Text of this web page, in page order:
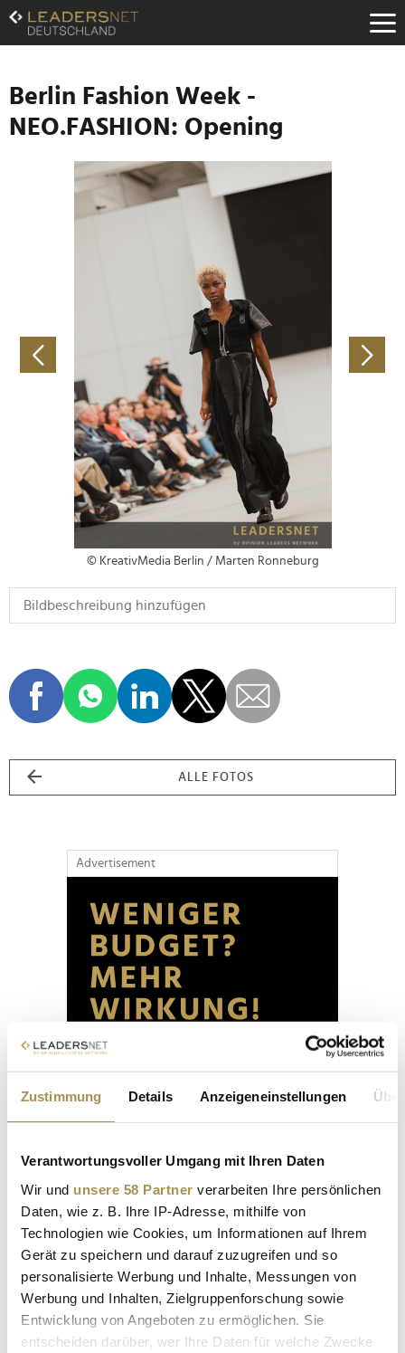
Zustimmung Details Anzeigeneinstellungen
Verantwortungsvoller Umgang mit Ihren Daten
Wir und unsere 58 Partner verarbeiten Ihre persönlichen
Daten, wie z. B. Ihre IP-Adresse, mithilfe von
Technologien wie Cookies, um Informationen auf Ihrem
Gerät zu speichern und darauf zuzugreifen und so
personalisierte Werbung und Inhalte, Messungen von
Werbung und Inhalten, Zielgruppenforschung sowie
Entwicklung von Angeboten zu ermöglichen. Sie
entscheiden darüber, wer Ihre Daten für welche Zwecke
Zum
Inhalt
Zur
Navigation
Zur
Hauptnavigation
Berlin Fashion Week -
NEO.FASHION: Opening
© KreativMedia Berlin / Marten Ronneburg
ALLE FOTOS
Advertisement